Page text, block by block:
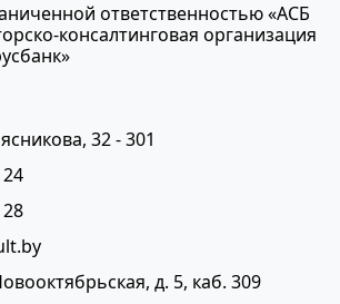
ответственностью «АСБ
консалтинговая организация
32 - 301
д. 5, каб. 309